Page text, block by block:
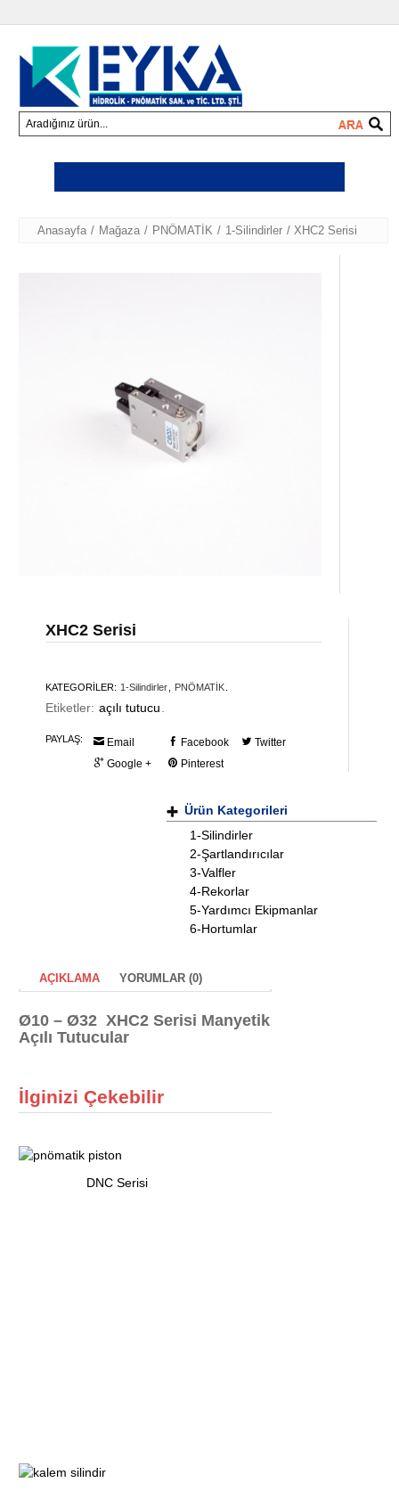
Anasayfa / Mağaza / PNÖMATİK / 1-Silindirler / XHC2 Serisi
XHC2 Serisi
KATEGORİLER: 1-Silindirler PNÖMATİK
Etiketler: açılı tutucu
PAYLAŞ: Email Facebook
Twitter
Google +
Pinterest
Ürün Kategorileri
1-Silindirler
2-Şartlandırıcılar
3-Valfler
4-Rekorlar
5-Yardımcı Ekipmanlar
6-Hortumlar
AÇIKLAMA YORUMLAR (0)
Ø10 – Ø32 XHC2 Serisi Manyetik
Açılı Tutucular
İlginizi Çekebilir
DNC Serisi